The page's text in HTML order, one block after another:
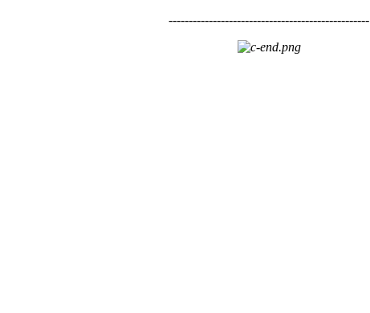
--------------------------------------------------